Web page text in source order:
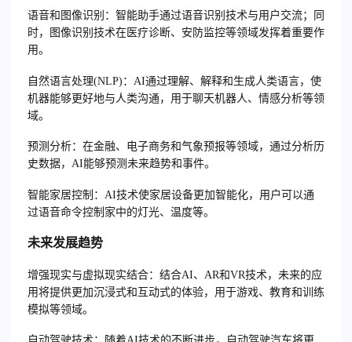
语音和图像识别 ：智能助手通过语音识别技术与用户交流；同
时，图像识别技术在医疗诊断、安防监控等领域发挥着重要作
用。
自然语言处理(NLP) ：AI通过理解、解释和生成人类语言，使
机器能够更好地与人类沟通，用于聊天机器人、情感分析等领
域。
预测分析：在金融、电子商务和气象预报等领域，通过分析历
史数据，AI能够预测未来趋势和事件。
智能家居控制 ：AI技术使家居设备更加智能化，用户可以通
过语音命令控制家中的灯光、温度等。
未来发展趋势
增强现实与虚拟现实结合：结合AI、AR和VR技术，未来的应
用将提供更加沉浸式和互动式的体验，用于游戏、教育和训练
模拟等领域。